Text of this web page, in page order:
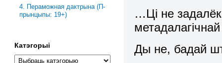
…Ці не
Ды не, бадай
4. Пераможная дактрына (П-
прынцыпы: 19+)
Катэгорыі